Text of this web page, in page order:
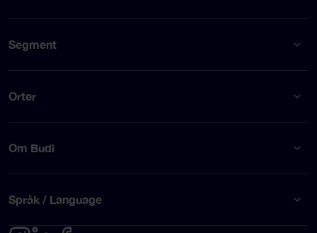
Segment
Orter
Om Budi
Språk / Language